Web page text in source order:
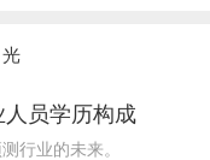
员学历构成
行业的未来。